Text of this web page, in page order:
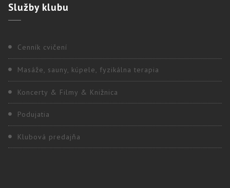
Službyklubu
Cenník cvičení
Masáže, sauny, kúpele, fyzikálna terapia
Koncerty & Filmy & Knižnica
Podujatia
Klubová predajňa